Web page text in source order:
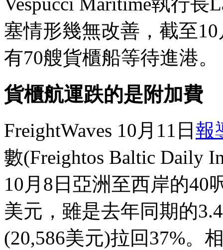
塞情形幾無改善，截至
有70艘貨櫃船等待進港。
貨櫃航運跌的是附加費
FreightWaves 10月11日 報
數(Freightos Baltic Daily
10月8日亞洲至西岸的40
美元，雖是去年同期的
(20,586美元)拉回37%。